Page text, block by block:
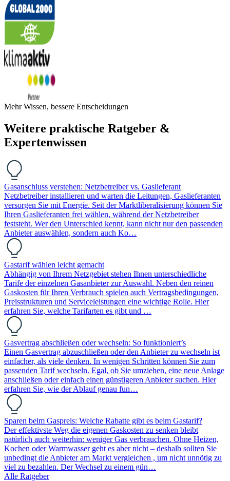
Mehr Wissen, bessere Entscheidungen
Weitere praktische Ratgeber &
Expertenwissen
Gasanschluss verstehen: Netzbetreiber vs. Gaslieferant
Netzbetreiber installieren und warten die Leitungen, Gaslieferanten
versorgen Sie mit Energie. Seit der Marktliberalisierung können Sie
Ihren Gaslieferanten frei wählen, während der Netzbetreiber
feststeht. Wer den Unterschied kennt, kann nicht nur den passenden
Anbieter auswählen, sondern auch Ko…
Gastarif wählen leicht gemacht
Abhängig von Ihrem Netzgebiet stehen Ihnen unterschiedliche
Tarife der einzelnen Gasanbieter zur Auswahl. Neben den reinen
Gaskosten für Ihren Verbrauch spielen auch Vertragsbedingungen,
Preisstrukturen und Serviceleistungen eine wichtige Rolle. Hier
erfahren Sie, welche Tarifarten es gibt und …
Gasvertrag abschließen oder wechseln: So funktioniert’s
Einen Gasvertrag abzuschließen oder den Anbieter zu wechseln ist
einfacher, als viele denken. In wenigen Schritten können Sie zum
passenden Tarif wechseln. Egal, ob Sie umziehen, eine neue Anlage
anschließen oder einfach einen günstigeren Anbieter suchen. Hier
erfahren Sie, wie der Ablauf genau fun…
Sparen beim Gaspreis: Welche Rabatte gibt es beim Gastarif?
Der effektivste Weg die eigenen Gaskosten zu senken bleibt
natürlich auch weiterhin: weniger Gas verbrauchen. Ohne Heizen,
Kochen oder Warmwasser geht es aber nicht – deshalb sollten Sie
unbedingt die Anbieter am Markt vergleichen , um nicht unnötig zu
viel zu bezahlen. Der Wechsel zu einem gün…
Alle Ratgeber